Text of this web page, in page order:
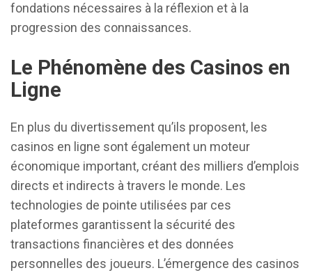
fondations nécessaires à la réflexion et à la
progression des connaissances.
Le Phénomène des Casinos en
Ligne
En plus du divertissement qu’ils proposent, les
casinos en ligne sont également un moteur
économique important, créant des milliers d’emplois
directs et indirects à travers le monde. Les
technologies de pointe utilisées par ces
plateformes garantissent la sécurité des
transactions financières et des données
personnelles des joueurs. L’émergence des casinos